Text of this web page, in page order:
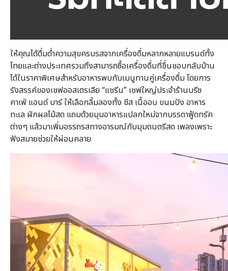
ให้คุณได้ดื่มด่ำความสุขครบรสจากเครื่องดื่มหลากหลายแบรนด์ทั้ง
ไทยและต่างประเทศรวมถึงสามารถซื้อเครื่องดื่มที่ชื่นชอบกลับบ้าน
ได้ในราคาพิเศษสำหรับอาหารพบกับเมนูทานคู่เครื่องดื่ม โดยการ
รังสรรค์ของเชฟออสเตรเลีย “แชรีน” เชฟใหญ่ประจำร้านบรีซ
คาเฟ่ แอนด์ บาร์ ให้เลือกลิ้มลองทั้ง ชีส เนื้ออบ ขนมปัง อาหาร
ทะเล ผักผลไม้สด แถมด้วยมุมอาหารแปลกใหม่จากบรรดาฟู้ดทรัค
ต่างๆ แล้วมาเพิ่มอรรถรสทางอารมณ์กับมุมดนตรีสด เพลงเพราะ
ฟังสบายช่วยให้ผ่อนคลาย